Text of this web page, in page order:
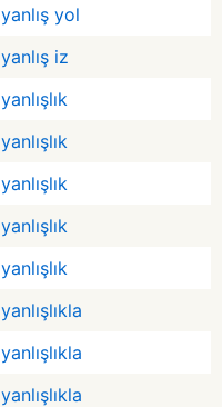
yanlış yol
yanlış iz
yanlışlık
yanlışlık
yanlışlık
yanlışlık
yanlışlık
yanlışlıkla
yanlışlıkla
yanlışlıkla